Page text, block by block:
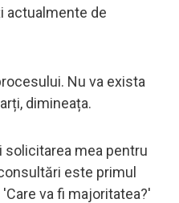
actualmente de
Nu va exista
dimineața.
solicitarea mea pentru
este primul
va fi majoritatea?'